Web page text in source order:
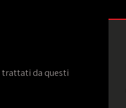
da questi